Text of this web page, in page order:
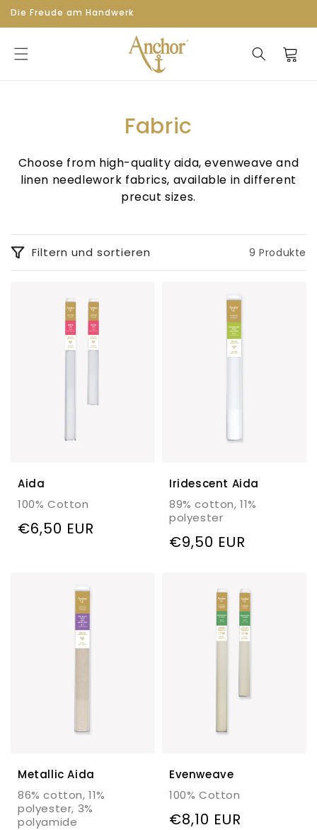
Inhalt
springen
Die Freude am Handwerk
S
a
m
m
l
u
Fabric
Choose from high-quality aida, evenweave and
linen needlework fabrics, available in different
precut sizes.
Filtern und sortieren 9 Produkte
Aida
100% Cotton
Regulärer
€6,50 EUR
Iridescent Aida
89% cotton, 11%
polyester
Regulärer
€9,50 EUR
Metallic Aida
86% cotton, 11%
polyester, 3%
polyamide
Evenweave
100% Cotton
Regulärer
€8,10 EUR